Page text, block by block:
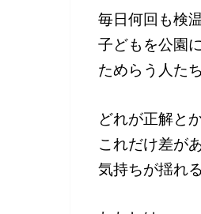
毎日何回も検
子どもを公園
ためらう人た
どれが正解と
これだけ差が
気持ちが揺れ